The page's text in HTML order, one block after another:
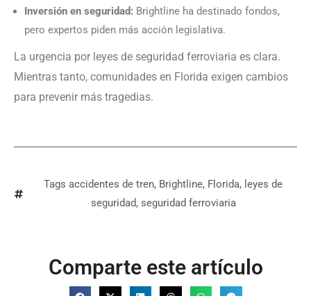
Inversión en seguridad: Brightline ha destinado fondos,
pero expertos piden más acción legislativa.
La urgencia por leyes de seguridad ferroviaria es clara.
Mientras tanto, comunidades en Florida exigen cambios
para prevenir más tragedias.
Tags accidentes de tren, Brightline, Florida, leyes de
seguridad, seguridad ferroviaria
Comparte este artículo